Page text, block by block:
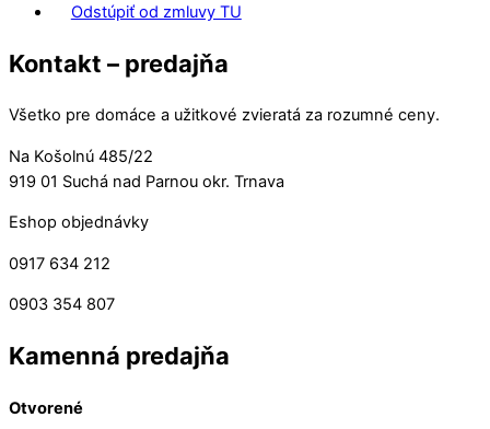
Odstúpiť od zmluvy TU
Kontakt – predajňa
Všetko pre domáce a užitkové zvieratá za rozumné ceny.
Na Košolnú 485/22
919 01 Suchá nad Parnou okr. Trnava
Eshop objednávky
0917 634 212
0903 354 807
Kamenná predajňa
Otvorené